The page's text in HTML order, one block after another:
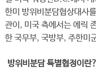
한미 방위비분담협상대사
관이, 미국 측에서는 에릭
한 국무부, 국방부, 주한미
방위비분담 특별협정이란?